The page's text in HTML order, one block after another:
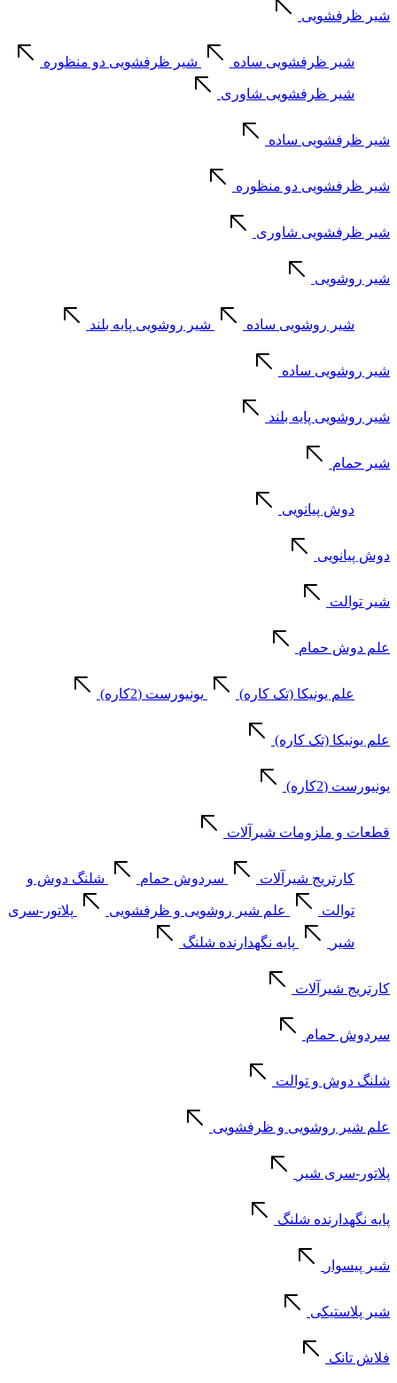
شیر ظرفشویی
شیر ظرفشویی ساده شیر ظرفشویی دو منظوره
شیر ظرفشویی شاوری
شیر ظرفشویی ساده
شیر ظرفشویی دو منظوره
شیر ظرفشویی شاوری
شیر روشویی
شیر روشویی ساده شیر روشویی پایه بلند
شیر روشویی ساده
شیر روشویی پایه بلند
شیر حمام
دوش پیانویی
دوش پیانویی
شیر توالت
علم دوش حمام
علم یونیکا (تک کاره) یونیورست (2کاره)
علم یونیکا (تک کاره)
یونیورست (2کاره)
قطعات و ملزومات شیرآلات
کارتریج شیرآلات سردوش حمام شلنگ دوش و
توالت علم شیر روشویی و ظرفشویی پلاتور-سری
شیر پایه نگهدارنده شلنگ
کارتریج شیرآلات
سردوش حمام
شلنگ دوش و توالت
علم شیر روشویی و ظرفشویی
پلاتور-سری شیر
پایه نگهدارنده شلنگ
شیر پیسوار
شیر پلاستیکی
فلاش تانک